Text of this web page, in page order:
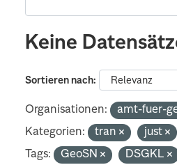
Keine
Sortieren nach
Organisationen:
amt-fuer-
Kategorien:
tran just
Tags:
GeoSN DSGKL